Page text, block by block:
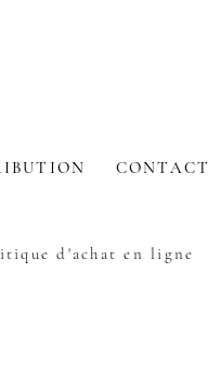
CONTACT
d'achat en ligne